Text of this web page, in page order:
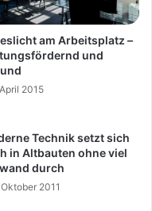
am Arbeitsplatz –
und
2015
Technik setzt sich
in Altbauten ohne viel
durch
2011